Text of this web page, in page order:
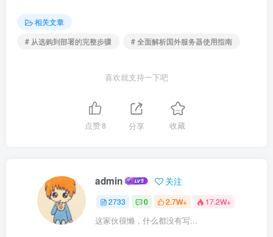
相关文章
# 从选购到部署的完整步骤
# 全面解析国外服务器使用指南
喜欢就支持一下吧
点赞8 分享 收藏
admin 关注
2733 0 2.7W+ 17.2W+
这家伙很懒，什么都没有写...